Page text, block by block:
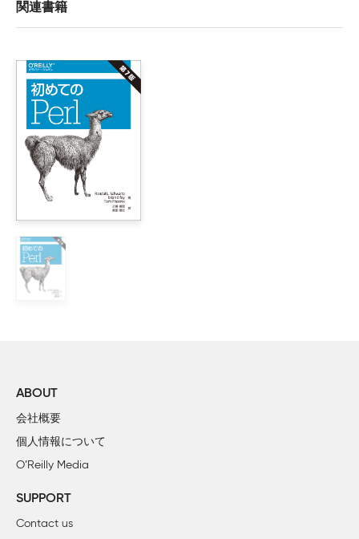
はじめに
I部　概説
1章 　Perl概説
        1.1　さあ始めよう
        1.2　自然言語と人工言語
        1.3　平均点を求めるプログラム
        1.4　ファイルハンドル
        1.7　正規表現
        1.8　リスト処理
        1.9　世の中知らないことがあってもへっちゃらさ
        2.1　原子
        2.2　分子
        2.4　変数
        2.5　名前
        2.8　リスト値と配列
関連書籍
ABOUT
会社概要
個人情報について
O’Reilly Media
SUPPORT
Contact us